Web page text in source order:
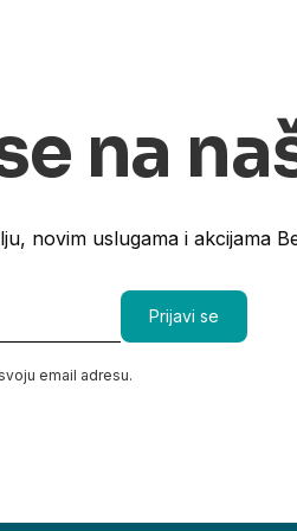
na
novim uslugama i akcijama
email adresu.